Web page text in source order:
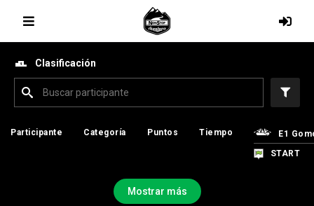
Clasificación
Participante Categoría Puntos Tiempo E1
START
Participante Categoría Puntos Tiempo E1
START
Mostrar más